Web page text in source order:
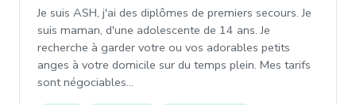
Je suis ASH, j'ai des diplômes de premiers secours. Je
suis maman, d'une adolescente de 14 ans. Je
recherche à garder votre ou vos adorables petits
anges à votre domicile sur du temps plein. Mes tarifs
sont négociables…